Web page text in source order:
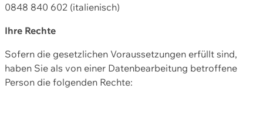
0848 840 602 (italienisch)
Ihre Rechte
Sofern die gesetzlichen Voraussetzungen erfüllt sind,
haben Sie als von einer Datenbearbeitung betroffene
Person die folgenden Rechte: